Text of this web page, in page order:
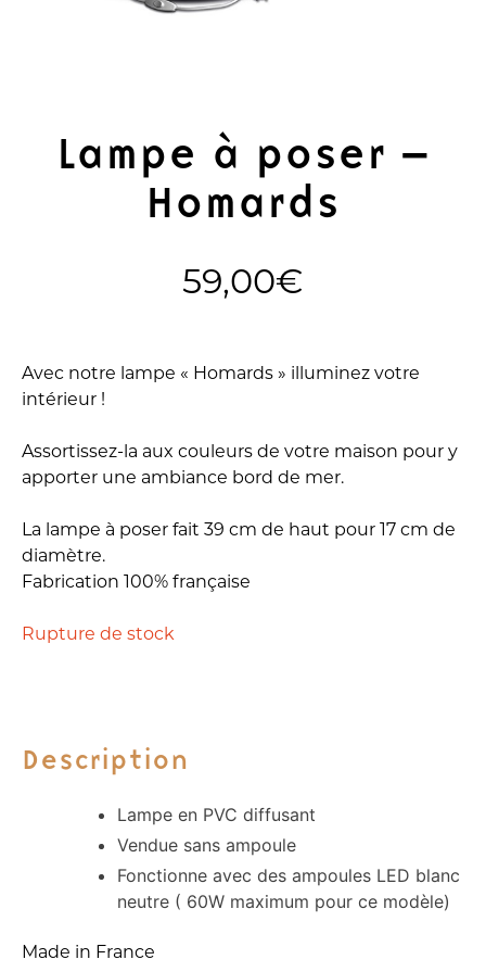
Lampe à poser –
Homards
59,00€
Avec notre lampe « Homards » illuminez votre
intérieur !
Assortissez-la aux couleurs de votre maison pour y
apporter une ambiance bord de mer.
La lampe à poser fait 39 cm de haut pour 17 cm de
diamètre.
Fabrication 100% française
Rupture de stock
Description
Lampe en PVC diffusant
Vendue sans ampoule
Fonctionne avec des ampoules LED blanc
neutre ( 60W maximum pour ce modèle)
Made in France